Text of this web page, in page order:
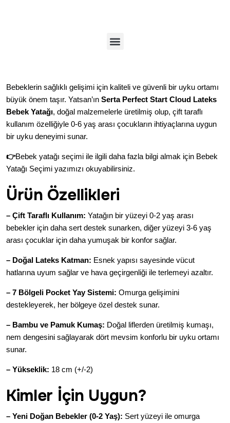
Bebeklerin sağlıklı gelişimi için kaliteli ve güvenli bir uyku ortamı
büyük önem taşır. Yatsan’ın Serta Perfect Start Cloud Lateks
Bebek Yatağı, doğal malzemelerle üretilmiş olup, çift taraflı
kullanım özelliğiyle 0-6 yaş arası çocukların ihtiyaçlarına uygun
bir uyku deneyimi sunar.
👉Bebek yatağı seçimi ile ilgili daha fazla bilgi almak için Bebek
Yatağı Seçimi yazımızı okuyabilirsiniz.
Ürün Özellikleri
– Çift Taraflı Kullanım: Yatağın bir yüzeyi 0-2 yaş arası
bebekler için daha sert destek sunarken, diğer yüzeyi 3-6 yaş
arası çocuklar için daha yumuşak bir konfor sağlar.
– Doğal Lateks Katman: Esnek yapısı sayesinde vücut
hatlarına uyum sağlar ve hava geçirgenliği ile terlemeyi azaltır.
– 7 Bölgeli Pocket Yay Sistemi: Omurga gelişimini
destekleyerek, her bölgeye özel destek sunar.
– Bambu ve Pamuk Kumaş: Doğal liflerden üretilmiş kumaşı,
nem dengesini sağlayarak dört mevsim konforlu bir uyku ortamı
sunar.
– Yükseklik: 18 cm (+/-2)
Kimler İçin Uygun?
– Yeni Doğan Bebekler (0-2 Yaş): Sert yüzeyi ile omurga